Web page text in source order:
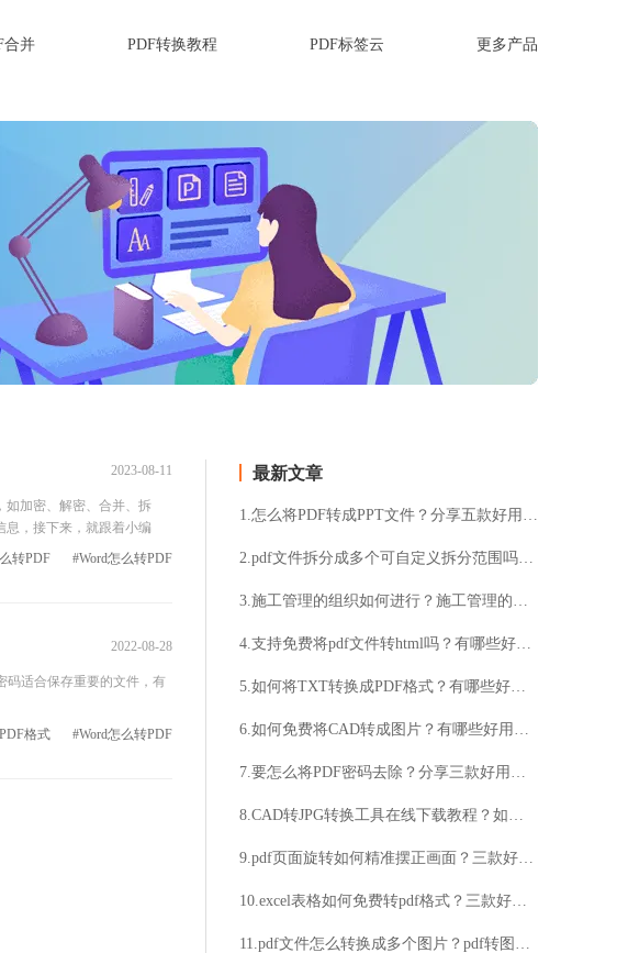
合并 PDF转换教程 PDF标签云 更多产品
2023-08-11
加密、解密、合并、拆
息，接下来，就跟着小编
#Word怎么转PDF
转PDF
2022-08-28
码适合保存重要的文件，有
#Word怎么转PDF
格式
最新文章
1.怎么将PDF转成PPT文件？分享五款好用的PDF转PPT在线工具！
2.pdf文件拆分成多个可自定义拆分范围吗？三款免费工具轻松实现PDF按需拆分多份文件！
3.施工管理的组织如何进行？施工管理的组织有哪些要素？
4.支持免费将pdf文件转html吗？有哪些好用的在线pdf转htmll工具？
5.如何将TXT转换成PDF格式？有哪些好用的在线TXT转换PDF方法？
6.如何免费将CAD转成图片？有哪些好用的CAD转换图片工具？
7.要怎么将PDF密码去除？分享三款好用的PDF去除密码方法！
8.CAD转JPG转换工具在线下载教程？如何使用该工具进行文件格式转换？
9.pdf页面旋转如何精准摆正画面？三款好用的在线工具轻松完成PDF旋转调整！
10.excel表格如何免费转pdf格式？三款好用的excel表格转pdf工具！
11.pdf文件怎么转换成多个图片？pdf转图片要怎么操作？